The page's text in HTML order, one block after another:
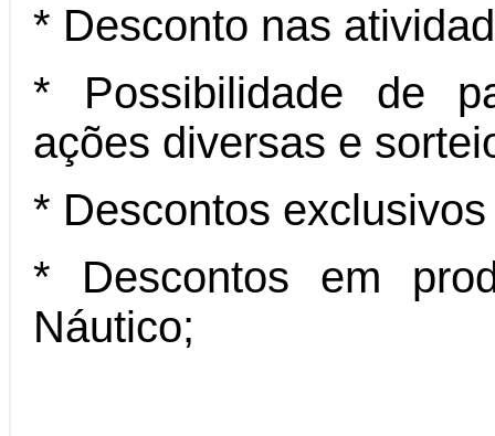
* Desconto nas
* Possibilidade de
ações diversas e
* Descontos
* Descontos em
Náutico;